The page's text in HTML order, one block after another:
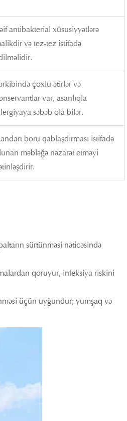
antibakterial xüsusiyyətlərə
və tez-tez istifadə
çoxlu ətirlər və
var, asanlıqla
səbəb ola bilər.
boru qablaşdırması istifadə
məbləğə nəzarət etməyi
sürtünməsi nəticəsində
qoruyur, infeksiya riskini
üçün uyğundur; yumşaq və